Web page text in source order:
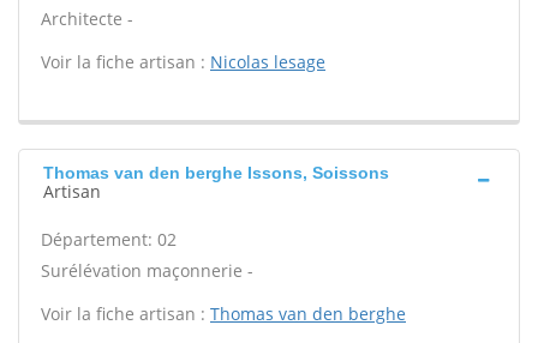
Architecte -
Voir la fiche artisan : Nicolas lesage
Thomas van den berghe Issons, Soissons
Artisan
Département: 02
Surélévation maçonnerie -
Voir la fiche artisan : Thomas van den berghe